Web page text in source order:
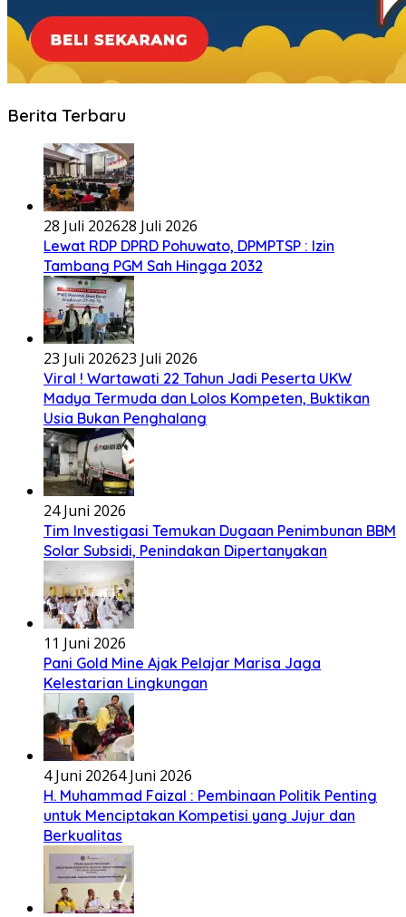
Berita Terbaru
28 Juli 202628 Juli 2026
Lewat RDP DPRD Pohuwato, DPMPTSP : Izin
Tambang PGM Sah Hingga 2032
23 Juli 202623 Juli 2026
Viral ! Wartawati 22 Tahun Jadi Peserta UKW
Madya Termuda dan Lolos Kompeten, Buktikan
Usia Bukan Penghalang
24 Juni 2026
Tim Investigasi Temukan Dugaan Penimbunan BBM
Solar Subsidi, Penindakan Dipertanyakan
11 Juni 2026
Pani Gold Mine Ajak Pelajar Marisa Jaga
Kelestarian Lingkungan
4 Juni 20264 Juni 2026
H. Muhammad Faizal : Pembinaan Politik Penting
untuk Menciptakan Kompetisi yang Jujur dan
Berkualitas